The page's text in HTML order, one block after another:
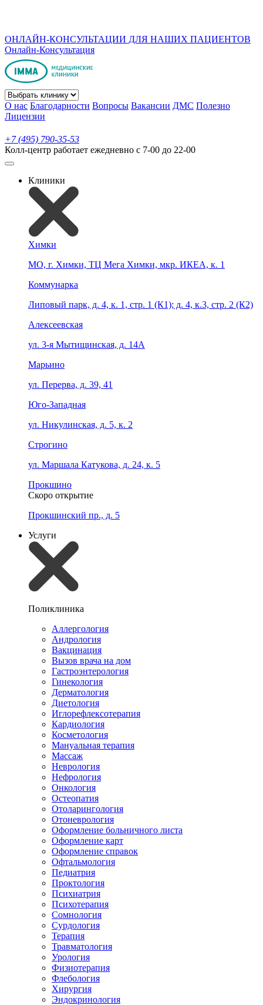
ОНЛАЙН-КОНСУЛЬТАЦИИ ДЛЯ НАШИХ ПАЦИЕНТОВ
Онлайн-Консультация
О нас Благодарности Вопросы Вакансии ДМС Полезно
Лицензии
+7 (495) 790-35-53
Колл-центр работает ежедневно с 7-00 до 22-00
Клиники
Химки
МО, г. Химки, ТЦ Мега Химки, мкр. ИКЕА, к. 1
Коммунарка
Липовый парк, д. 4, к. 1, стр. 1 (К1); д. 4, к.3, стр. 2 (К2)
Алексеевская
ул. 3-я Мытищинская, д. 14А
Марьино
ул. Перерва, д. 39, 41
Юго-Западная
ул. Никулинская, д. 5, к. 2
Строгино
ул. Маршала Катукова, д. 24, к. 5
Прокшино
Скоро открытие
Прокшинский пр., д. 5
Услуги
Поликлиника
Аллергология
Андрология
Вакцинация
Вызов врача на дом
Гастроэнтерология
Гинекология
Дерматология
Диетология
Иглорефлексотерапия
Кардиология
Косметология
Мануальная терапия
Массаж
Неврология
Нефрология
Онкология
Остеопатия
Отоларингология
Отоневрология
Оформление больничного листа
Оформление карт
Оформление справок
Офтальмология
Педиатрия
Проктология
Психиатрия
Психотерапия
Сомнология
Сурдология
Терапия
Травматология
Урология
Физиотерапия
Флебология
Хирургия
Эндокринология